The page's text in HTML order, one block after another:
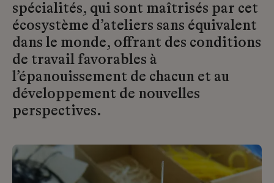
spécialités, qui sont maîtrisés par cet
écosystème d’ateliers sans équivalent
dans le monde, offrant des conditions
de travail favorables à
l’épanouissement de chacun et au
développement de nouvelles
perspectives.